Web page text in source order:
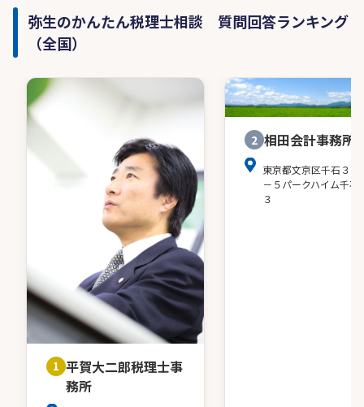
弥生のかんたん税理士相談 質問回答ランキング
（全国）
1 平賀大二郎税理士事
務所
2 相田会計事務所
東京都文京区千石３－
－５パークハイム千石
３